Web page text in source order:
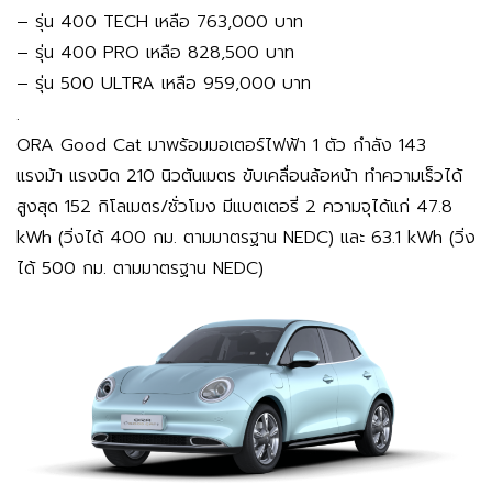
– รุ่น 400 TECH เหลือ 763,000 บาท
– รุ่น 400 PRO เหลือ 828,500 บาท
– รุ่น 500 ULTRA เหลือ 959,000 บาท
.
ORA Good Cat มาพร้อมมอเตอร์ไฟฟ้า 1 ตัว กำลัง 143
แรงม้า แรงบิด 210 นิวตันเมตร ขับเคลื่อนล้อหน้า ทำความเร็วได้
สูงสุด 152 กิโลเมตร/ชั่วโมง มีแบตเตอรี่ 2 ความจุได้แก่ 47.8
kWh (วิ่งได้ 400 กม. ตามมาตรฐาน NEDC) และ 63.1 kWh (วิ่ง
ได้ 500 กม. ตามมาตรฐาน NEDC)